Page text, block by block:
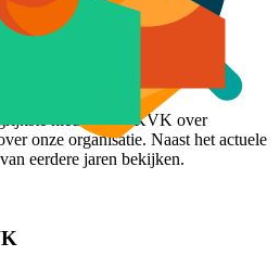
bij helpen?
nieuws van KVK over
onze organisatie. Naast het actuele
eerdere jaren bekijken.